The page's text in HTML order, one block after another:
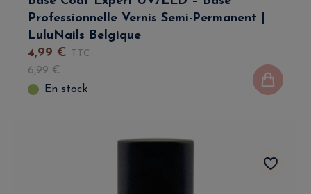
Professionnelle Vernis Semi-Permanent |
LuluNails Belgique
4,99 € TTC
6,99€
En stock